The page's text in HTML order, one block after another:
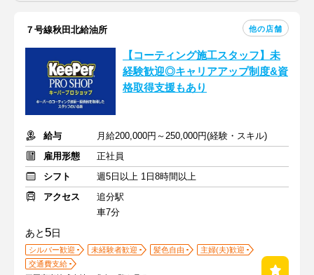
７号線秋田北給油所 他の店舗
【コーティング施工スタッフ】未
経験歓迎◎キャリアアップ制度&資
格取得支援もあり
給与
月給200,000円～250,000円(経験・スキル)
雇用形態
正社員
シフト
週5日以上 1日8時間以上
アクセス
追分駅
車7分
あと 5日
シルバー歓迎 未経験者歓迎 髪色自由
主婦(夫)歓迎
交通費支給